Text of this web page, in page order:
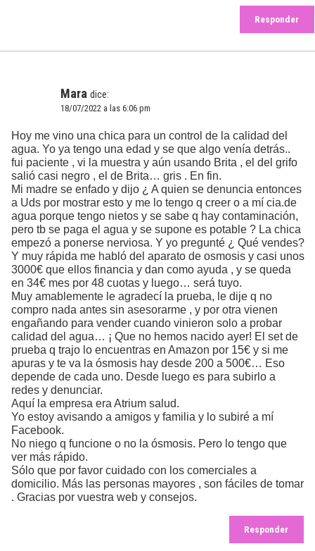
Responder
Mara dice:
18/07/2022 a las 6:06 pm
Hoy me vino una chica para un control de la calidad del
agua. Yo ya tengo una edad y se que algo venía detrás..
fui paciente , vi la muestra y aún usando Brita , el del grifo
salió casi negro , el de Brita… gris . En fin.
Mi madre se enfado y dijo ¿ A quien se denuncia entonces
a Uds por mostrar esto y me lo tengo q creer o a mí cia.de
agua porque tengo nietos y se sabe q hay contaminación,
pero tb se paga el agua y se supone es potable ? La chica
empezó a ponerse nerviosa. Y yo pregunté ¿ Qué vendes?
Y muy rápida me habló del aparato de osmosis y casi unos
3000€ que ellos financia y dan como ayuda , y se queda
en 34€ mes por 48 cuotas y luego… será tuyo.
Muy amablemente le agradecí la prueba, le dije q no
compro nada antes sin asesorarme , y por otra vienen
engañando para vender cuando vinieron solo a probar
calidad del agua… ¡ Que no hemos nacido ayer! El set de
prueba q trajo lo encuentras en Amazon por 15€ y si me
apuras y te va la ósmosis hay desde 200 a 500€… Eso
depende de cada uno. Desde luego es para subirlo a
redes y denunciar.
Aquí la empresa era Atrium salud.
Yo estoy avisando a amigos y familia y lo subiré a mí
Facebook.
No niego q funcione o no la ósmosis. Pero lo tengo que
ver más rápido.
Sólo que por favor cuidado con los comerciales a
domicilio. Más las personas mayores , son fáciles de tomar
. Gracias por vuestra web y consejos.
Responder